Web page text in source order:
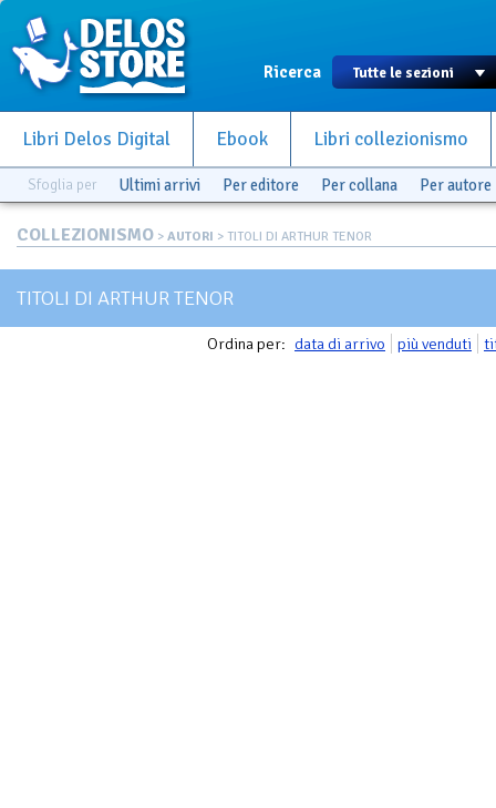
Ricerca
Libri Delos Digital Ebook Libri collezionismo
Sfoglia per Ultimi arrivi Per editore Per collana Per autore
COLLEZIONISMO > AUTORI > TITOLI DI ARTHUR TENOR
TITOLI DI ARTHUR TENOR
Ordina per: data di arrivo più venduti